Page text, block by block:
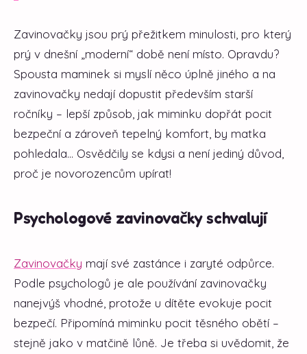
Zavinovačky jsou prý přežitkem minulosti, pro který
prý v dnešní „moderní“ době není místo. Opravdu?
Spousta maminek si myslí něco úplně jiného a na
zavinovačky nedají dopustit především starší
ročníky – lepší způsob, jak miminku dopřát pocit
bezpeční a zároveň tepelný komfort, by matka
pohledala... Osvědčily se kdysi a není jediný důvod,
proč je novorozencům upírat!
Psychologové zavinovačky schvalují
Zavinovačky mají své zastánce i zaryté odpůrce.
Podle psychologů je ale používání zavinovačky
nanejvýš vhodné, protože u dítěte evokuje pocit
bezpečí. Připomíná miminku pocit těsného obětí –
stejně jako v matčině lůně. Je třeba si uvědomit, že